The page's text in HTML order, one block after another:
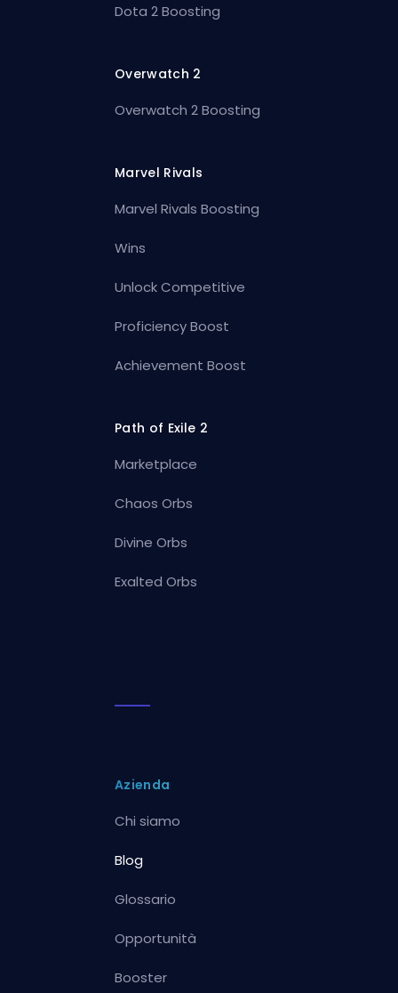
Dota 2 Boosting
Overwatch 2
Overwatch 2 Boosting
Marvel Rivals
Marvel Rivals Boosting
Wins
Unlock Competitive
Proficiency Boost
Achievement Boost
Path of Exile 2
Marketplace
Chaos Orbs
Divine Orbs
Exalted Orbs
Azienda
Chi siamo
Blog
Glossario
Opportunità
Booster